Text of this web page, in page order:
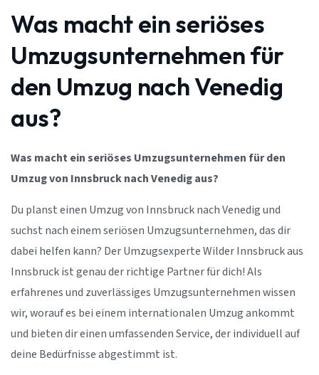
Was macht ein seriöses
Umzugsunternehmen für
den Umzug nach Venedig
aus?
Was macht ein seriöses Umzugsunternehmen für den
Umzug von Innsbruck nach Venedig aus?
Du planst einen Umzug von Innsbruck nach Venedig und
suchst nach einem seriösen Umzugsunternehmen, das dir
dabei helfen kann? Der Umzugsexperte Wilder Innsbruck aus
Innsbruck ist genau der richtige Partner für dich! Als
erfahrenes und zuverlässiges Umzugsunternehmen wissen
wir, worauf es bei einem internationalen Umzug ankommt
und bieten dir einen umfassenden Service, der individuell auf
deine Bedürfnisse abgestimmt ist.